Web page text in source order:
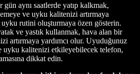
aynı saatlerde yatıp kalkmak,
ve uyku kalitenizi artırmaya
rutini oluşturmaya özen gösterin.
ve yastık kullanmak, hava alan bir
artırmaya yardımcı olur. Uyuduğunuz
uyku kalitenizi etkileyebilecek telefon,
dikkat edin.